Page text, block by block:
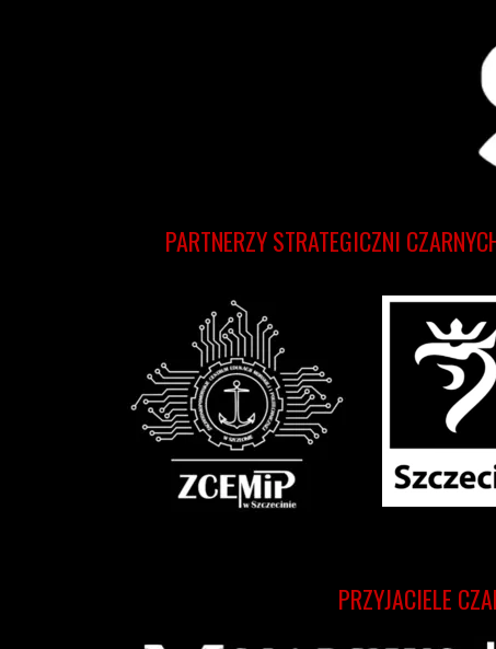
PRZYJACIELE
PARTNERZY STRATEGICZNI